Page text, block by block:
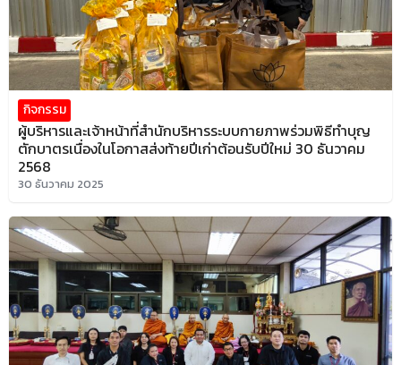
กิจกรรม
ผู้บริหารและเจ้าหน้าที่สำนักบริหารระบบกายภาพร่วมพิธีทำบุญ
ตักบาตรเนื่องในโอกาสส่งท้ายปีเก่าต้อนรับปีใหม่ 30 ธันวาคม
2568
30 ธันวาคม 2025